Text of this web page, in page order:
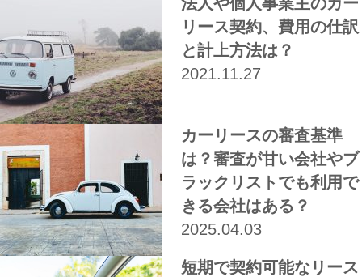
リース契約、費用の仕訳
と計上方法は？
2021.11.27
カーリースの審査基準
は？審査が甘い会社やブ
ラックリストでも利用で
きる会社はある？
2025.04.03
短期で契約可能なリース